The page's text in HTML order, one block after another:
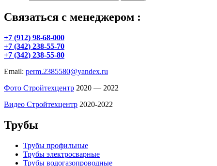
Связаться с менеджером :
+7 (912) 98-68-000
+7 (342) 238-55-70
+7 (342) 238-55-80
Email: perm.2385580@yandex.ru
Фото Стройтехцентр 2020 — 2022
Видео Стройтехцентр 2020-2022
Трубы
Трубы профильные
Трубы электросварные
Трубы водогазопроводные